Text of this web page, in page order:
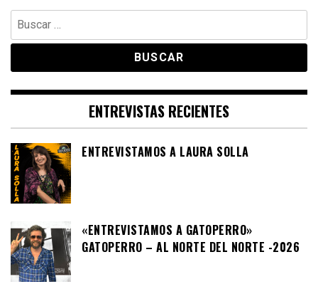
Buscar:
ENTREVISTAS RECIENTES
ENTREVISTAMOS A LAURA SOLLA
«ENTREVISTAMOS A GATOPERRO»
GATOPERRO – AL NORTE DEL NORTE -2026